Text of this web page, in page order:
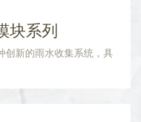
块系列
创新的雨水收集系统，具